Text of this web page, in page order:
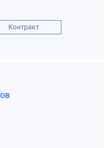
Контракт